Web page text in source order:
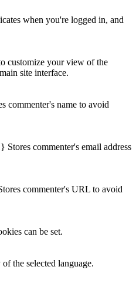
when you're logged in, and
customize your view of the
site interface.
commenter's name to avoid
Stores commenter's email address
commenter's URL to avoid
can be set.
the selected language.